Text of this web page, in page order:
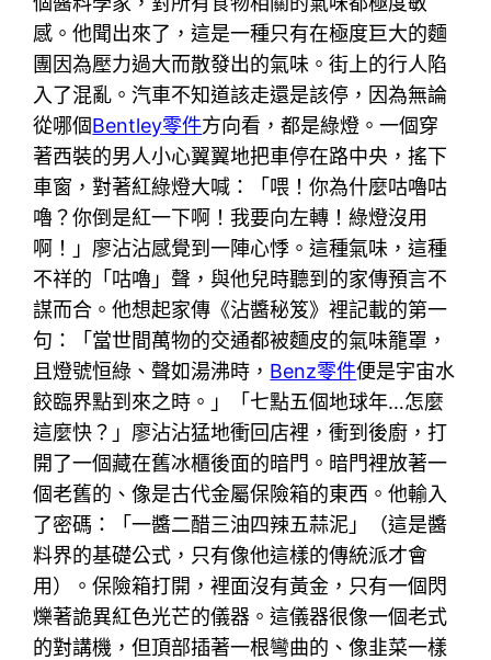
感。他聞出來了，這是一種只有在極度巨大的麵
團因為壓力過大而散發出的氣味。街上的行人陷
入了混亂。汽車不知道該走還是該停，因為無論
從哪個Bentley零件方向看，都是綠燈。一個穿
著西裝的男人小心翼翼地把車停在路中央，搖下
車窗，對著紅綠燈大喊：「喂！你為什麼咕嚕咕
嚕？你倒是紅一下啊！我要向左轉！綠燈沒用
啊！」廖沾沾感覺到一陣心悸。這種氣味，這種
不祥的「咕嚕」聲，與他兒時聽到的家傳預言不
謀而合。他想起家傳《沾醬秘笈》裡記載的第一
句：「當世間萬物的交通都被麵皮的氣味籠罩，
且燈號恒綠、聲如湯沸時， Benz零件便是宇宙水
餃臨界點到來之時。」「七點五個地球年…怎麼
這麼快？」廖沾沾猛地衝回店裡，衝到後廚，打
開了一個藏在舊冰櫃後面的暗門。暗門裡放著一
個老舊的、像是古代金屬保險箱的東西。他輸入
了密碼：「一醬二醋三油四辣五蒜泥」（這是醬
料界的基礎公式，只有像他這樣的傳統派才會
用）。保險箱打開，裡面沒有黃金，只有一個閃
爍著詭異紅色光芒的儀器。這儀器很像一個老式
的對講機，但頂部插著一根彎曲的、像韭菜一樣